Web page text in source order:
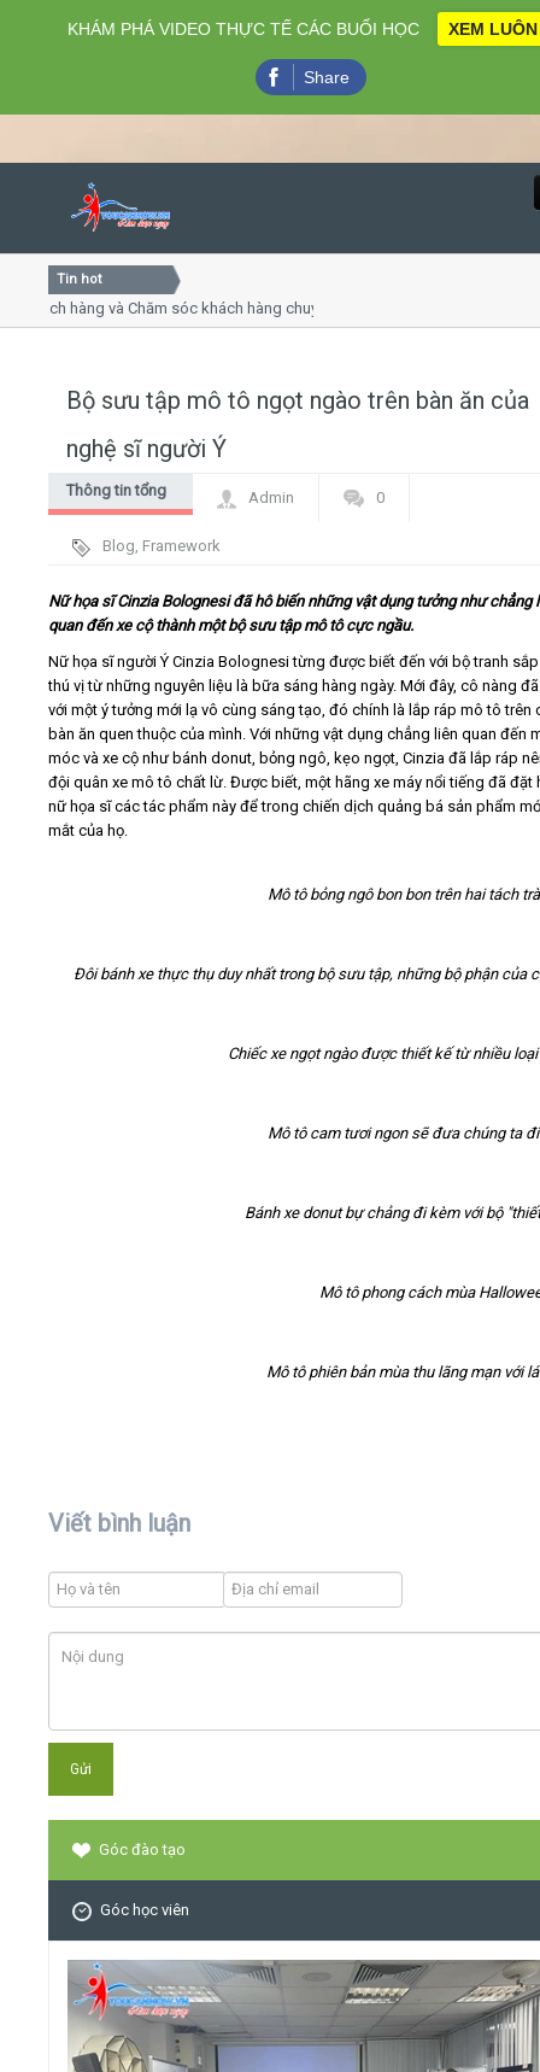
Close
Home
Video
Kiến thức
Liên hệ - Đăng ký
Tin hot
hàng và Chăm sóc khách hàng chuyên nghiệp
Bộ sưu tập mô tô ngọt ngào trên bàn ăn của
nghệ sĩ người Ý
Thông tin tổng
Admin 0
Blog, Framework
Nữ họa sĩ Cinzia Bolognesi đã hô biến những vật dụng tưởng như chẳng
quan đến xe cộ thành một bộ sưu tập mô tô cực ngầu.
Nữ họa sĩ người Ý Cinzia Bolognesi từng được biết đến với bộ tranh
thú vị từ những nguyên liệu là bữa sáng hàng ngày. Mới đây, cô nàng
với một ý tưởng mới lạ vô cùng sáng tạo, đó chính là lắp ráp mô tô trên
bàn ăn quen thuộc của mình. Với những vật dụng chẳng liên quan đến
móc và xe cộ như bánh donut, bỏng ngô, kẹo ngọt, Cinzia đã lắp ráp
đội quân xe mô tô chất lừ. Được biết, một hãng xe máy nổi tiếng đã đặt
nữ họa sĩ các tác phẩm này để trong chiến dịch quảng bá sản phẩm
mắt của họ.
Mô tô bỏng ngô bon bon trên hai tách
Đôi bánh xe thực thụ duy nhất trong bộ sưu tập, những bộ phận của
Chiếc xe ngọt ngào được thiết kế từ nhiều
Mô tô cam tươi ngon sẽ đưa chúng ta
Bánh xe donut bự chảng đi kèm với bộ
Mô tô phong cách mùa
Mô tô phiên bản mùa thu lãng mạn với
Viết bình luận
Góc đào tạo
Góc học viên
KHÁM PHÁ VIDEO THỰC TẾ CÁC BUỔI HỌC XEM LUÔN
Share